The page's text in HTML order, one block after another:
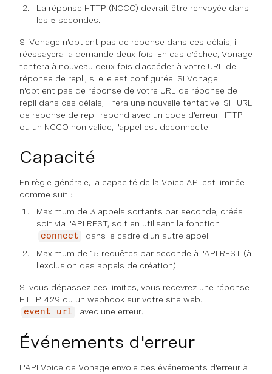
La réponse HTTP (NCCO) devrait être renvoyée dans
les 5 secondes.
Si Vonage n'obtient pas de réponse dans ces délais, il
réessayera la demande deux fois. En cas d'échec, Vonage
tentera à nouveau deux fois d'accéder à votre URL de
réponse de repli, si elle est configurée. Si Vonage
n'obtient pas de réponse de votre URL de réponse de
repli dans ces délais, il fera une nouvelle tentative. Si l'URL
de réponse de repli répond avec un code d'erreur HTTP
ou un NCCO non valide, l'appel est déconnecté.
Capacité
En règle générale, la capacité de la Voice API est limitée
comme suit :
Maximum de 3 appels sortants par seconde, créés
soit via l'API REST, soit en utilisant la fonction
connect
dans le cadre d'un autre appel.
Maximum de 15 requêtes par seconde à l'API REST (à
l'exclusion des appels de création).
Si vous dépassez ces limites, vous recevrez une réponse
HTTP 429 ou un webhook sur votre site web.
event_url avec une erreur.
Événements d'erreur
L'API Voice de Vonage envoie des événements d'erreur à